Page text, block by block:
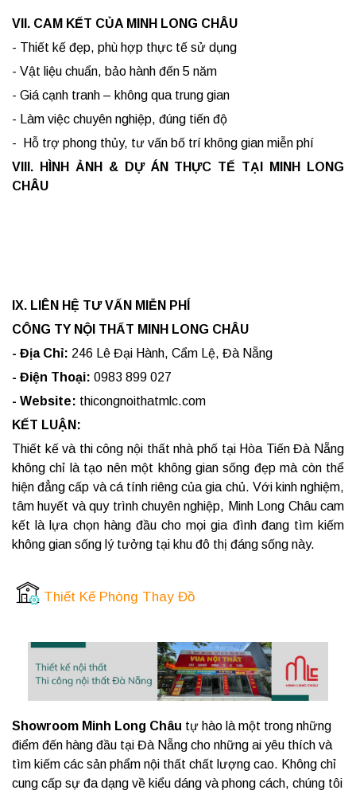
VII. CAM KẾT CỦA MINH LONG CHÂU
- Thiết kế đẹp, phù hợp thực tế sử dụng
- Vật liệu chuẩn, bảo hành đến 5 năm
- Giá cạnh tranh – không qua trung gian
- Làm việc chuyên nghiệp, đúng tiến độ
- Hỗ trợ phong thủy, tư vấn bố trí không gian miễn phí
VIII. HÌNH ẢNH & DỰ ÁN THỰC TẾ TẠI MINH LONG
CHÂU
IX. LIÊN HỆ TƯ VẤN MIỄN PHÍ
CÔNG TY NỘI THẤT MINH LONG CHÂU
- Địa Chỉ: 246 Lê Đại Hành, Cẩm Lệ, Đà Nẵng
- Điện Thoại: 0983 899 027
- Website: thicongnoithatmlc.com
KẾT LUẬN:
Thiết kế và thi công nội thất nhà phố tại Hòa Tiến Đà Nẵng
không chỉ là tạo nên một không gian sống đẹp mà còn thể
hiện đẳng cấp và cá tính riêng của gia chủ. Với kinh nghiệm,
tâm huyết và quy trình chuyên nghiệp, Minh Long Châu cam
kết là lựa chọn hàng đầu cho mọi gia đình đang tìm kiếm
không gian sống lý tưởng tại khu đô thị đáng sống này.
Thiết Kế Phòng Thay Đồ
Showroom Minh Long Châu tự hào là một trong những
điểm đến hàng đầu tại Đà Nẵng cho những ai yêu thích và
tìm kiếm các sản phẩm nội thất chất lượng cao. Không chỉ
cung cấp sự đa dạng về kiểu dáng và phong cách, chúng tôi